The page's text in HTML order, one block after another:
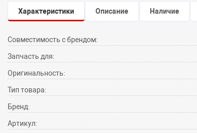
Характеристики Описание Наличие
Совместимость с брендом:
Запчасть для:
Оригинальность:
Тип товара:
Бренд:
Артикул: